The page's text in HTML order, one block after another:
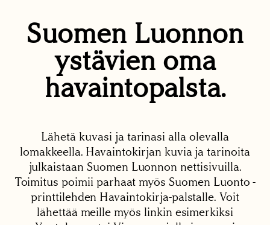
Suomen Luonnon
ystävien oma
havaintopalsta.
Lähetä kuvasi ja tarinasi alla olevalla
lomakkeella. Havaintokirjan kuvia ja tarinoita
julkaistaan Suomen Luonnon nettisivuilla.
Toimitus poimii parhaat myös Suomen Luonto -
printtilehden Havaintokirja-palstalle. Voit
lähettää meille myös linkin esimerkiksi